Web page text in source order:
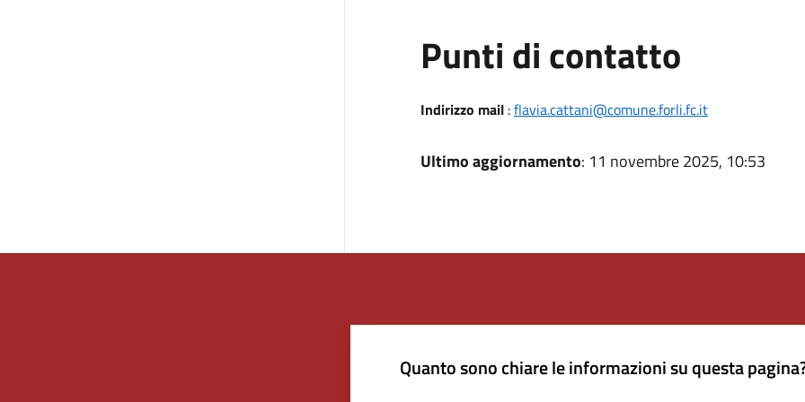
Punti di contatto
Indirizzo mail:flavia.cattani@comune.forli.fc.it
Ultimo aggiornamento: 11 novembre 2025, 10:53
Quanto sono chiare le informazioni su questa